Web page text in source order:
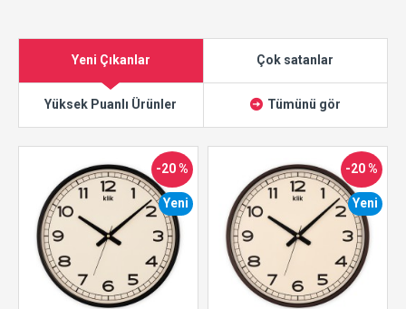
Yeni Çıkanlar Çok satanlar
Yüksek Puanlı Ürünler Tümünü gör
Yeni
-20 %
Yeni
-20 %